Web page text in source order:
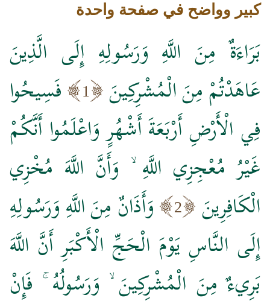
كبير وواضح في صفحة واحدة
بَرَاءَةٌ مِنَ اللَّهِ وَرَسُولِهِ إِلَى الَّذِينَ
عَاهَدْتُمْ مِنَ الْمُشْرِكِينَ
1
فَسِيحُوا
فِي الْأَرْضِ أَرْبَعَةَ أَشْهُرٍ وَاعْلَمُوا أَنَّكُمْ
غَيْرُ مُعْجِزِي اللَّهِ ۙ وَأَنَّ اللَّهَ مُخْزِي
الْكَافِرِينَ
2
وَأَذَانٌ مِنَ اللَّهِ وَرَسُولِهِ
إِلَى النَّاسِ يَوْمَ الْحَجِّ الْأَكْبَرِ أَنَّ اللَّهَ
بَرِيءٌ مِنَ الْمُشْرِكِينَ ۙ وَرَسُولُهُ ۚ فَإِنْ